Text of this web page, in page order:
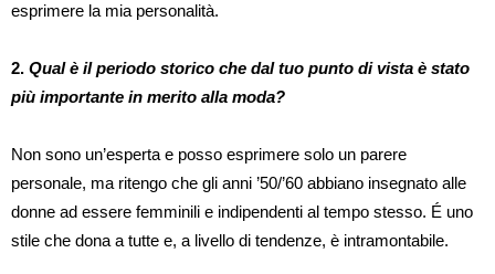
esprimere la mia personalità.
2. Qual è il periodo storico che dal tuo punto di vista è stato
più importante in merito alla moda?
Non sono un’esperta e posso esprimere solo un parere
personale, ma ritengo che gli anni ’50/’60 abbiano insegnato alle
donne ad essere femminili e indipendenti al tempo stesso. É uno
stile che dona a tutte e, a livello di tendenze, è intramontabile.